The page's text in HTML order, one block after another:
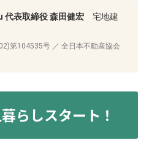
表取締役 森田健宏宅地建
第104535号 ／ 全日本不動産協会
らしスタート！